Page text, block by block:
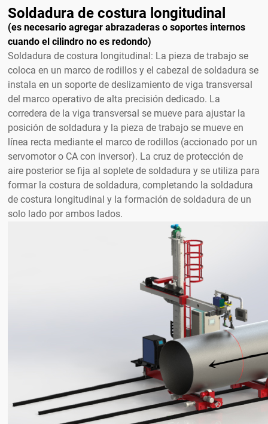
Soldadura de costura longitudinal
(es necesario agregar abrazaderas o soportes internos
cuando el cilindro no es redondo)
Soldadura de costura longitudinal: La pieza de trabajo se
coloca en un marco de rodillos y el cabezal de soldadura se
instala en un soporte de deslizamiento de viga transversal
del marco operativo de alta precisión dedicado. La
corredera de la viga transversal se mueve para ajustar la
posición de soldadura y la pieza de trabajo se mueve en
línea recta mediante el marco de rodillos (accionado por un
servomotor o CA con inversor). La cruz de protección de
aire posterior se fija al soplete de soldadura y se utiliza para
formar la costura de soldadura, completando la soldadura
de costura longitudinal y la formación de soldadura de un
solo lado por ambos lados.